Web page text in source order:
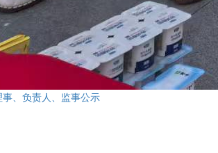
、负责人、监事公示